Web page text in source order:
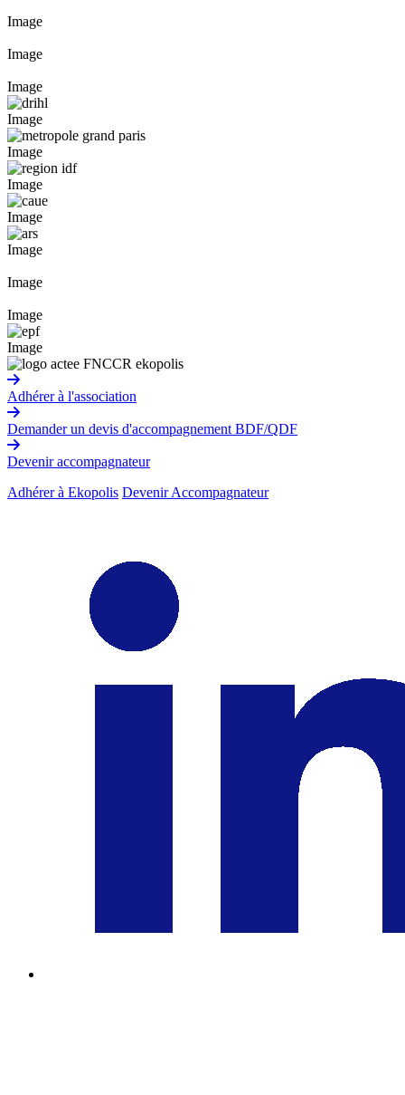
Image
Image
Image
Image
Image
Image
Image
Image
Image
Image
Image
Adhérer à l'association
Demander un devis d'accompagnement BDF/QDF
Devenir accompagnateur
Adhérer à Ekopolis Devenir Accompagnateur